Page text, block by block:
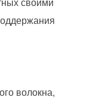
волокна,